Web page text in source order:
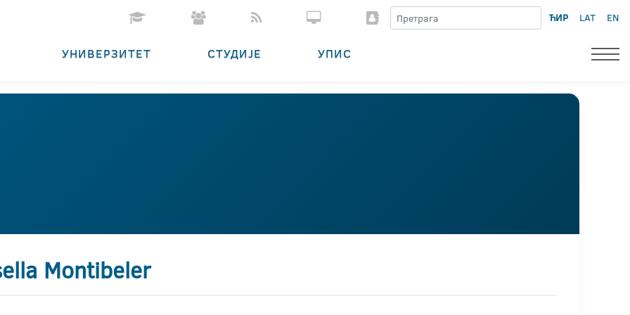
ЋИР LAT EN
УНИВЕРЗИТЕТ СТУДИЈЕ УПИС
Montibeler